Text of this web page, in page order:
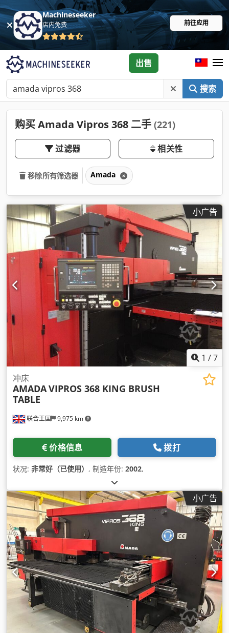
Machineseeker
店内免费 前往应用
搜索
出售
购买 Amada Vipros 368 二手 (221)
过滤器 相关性
移除所有筛选器 Amada
小广告
1 /7
联合王国 9,975 km
冲床
AMADAVIPROS 368 KING BRUSH
TABLE
价格信息 拨打
状况: 非常好（已使用） , 制造年份: 2002,
小广告